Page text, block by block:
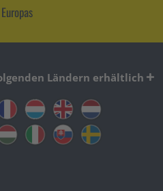
Ländern erhältlich